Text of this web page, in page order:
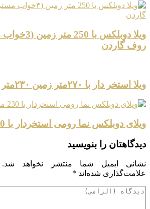
ویلا دوبلکس
روف گاردن
ویلا استخر دار با ۲۷۰متر زمین ۲۳۰متر بنا ۳خواب مستر
ویلای دوبلکس نما رومی استخردار با 230 متر زمین
دیدگاهتان را بنویسید
نشانی ایمیل شما منتشر نخواهد شد.
علامت‌گذاری شده‌اند *